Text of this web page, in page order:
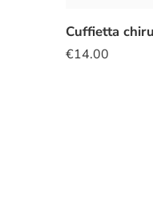
€14.00